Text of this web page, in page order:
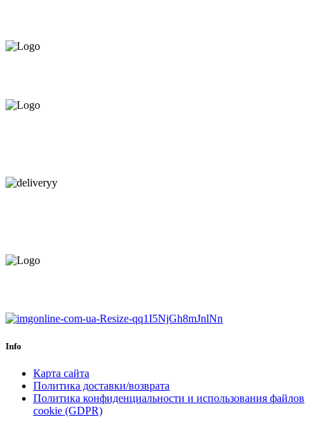
Info
Карта сайта
Политика доставки/возврата
Политика конфиденциальности и использования файлов
cookie (GDPR)